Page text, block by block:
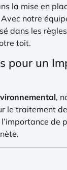
la mise en
Avec notre
dans les
toit.
pour un
,
le traitement de
l’importance de